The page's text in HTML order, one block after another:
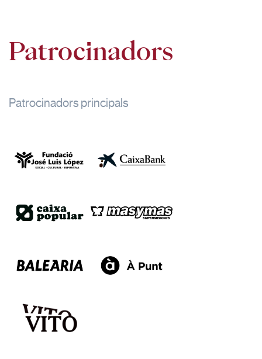
Patrocinadors
Patrocinadors principals